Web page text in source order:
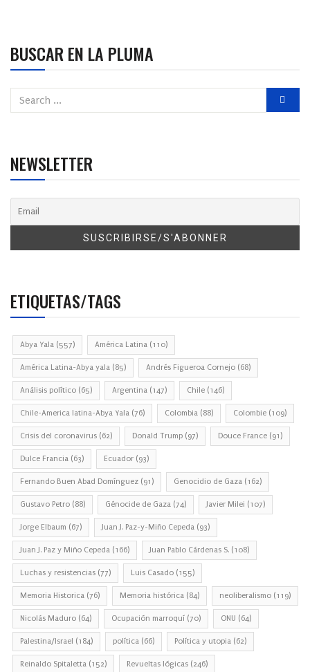
BUSCAR EN LA PLUMA
NEWSLETTER
ETIQUETAS/TAGS
Abya Yala (557) América Latina (110)
América Latina-Abya yala (85) Andrés Figueroa Cornejo (68)
Análisis político (65) Argentina (147) Chile (146)
Chile-America latina-Abya Yala (76) Colombia (88) Colombie (109)
Crisis del coronavirus (62) Donald Trump (97) Douce France (91)
Dulce Francia (63) Ecuador (93)
Fernando Buen Abad Domínguez (91) Genocidio de Gaza (162)
Gustavo Petro (88) Génocide de Gaza (74) Javier Milei (107)
Jorge Elbaum (67) Juan J. Paz-y-Miño Cepeda (93)
Juan J. Paz y Miño Cepeda (166) Juan Pablo Cárdenas S. (108)
Luchas y resistencias (77) Luis Casado (155)
Memoria Historica (76) Memoria histórica (84) neoliberalismo (119)
Nicolás Maduro (64) Ocupación marroquí (70) ONU (64)
Palestina/Israel (184) política (66) Política y utopia (62)
Reinaldo Spitaletta (152) Revueltas lógicas (246)